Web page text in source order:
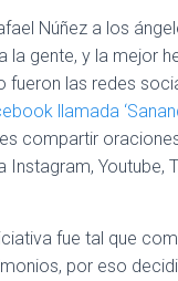
Núñez a los
la gente, y la mejor
fueron las redes
llamada
compartir
Instagram, Youtube,
fue tal que
por eso